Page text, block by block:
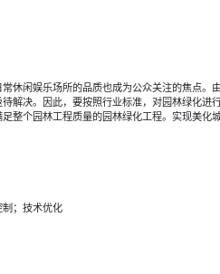
休闲娱乐场所的品质也成为公众关注的焦点。
解决。因此，要按照行业标准，对园林绿化进
整个园林工程质量的园林绿化工程。实现美化
；技术优化